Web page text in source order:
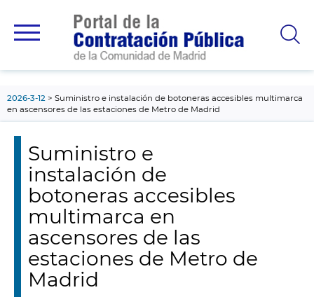
principal
2026-3-12
Suministro e instalación de botoneras accesibles multimarca
en ascensores de las estaciones de Metro de Madrid
Suministro e
instalación de
botoneras accesibles
multimarca en
ascensores de las
estaciones de Metro de
Madrid